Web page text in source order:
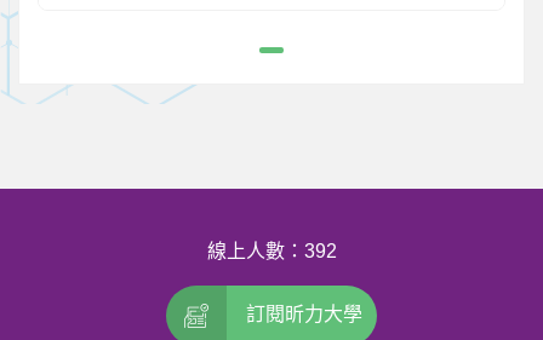
線上人數：392
訂閱昕力大學